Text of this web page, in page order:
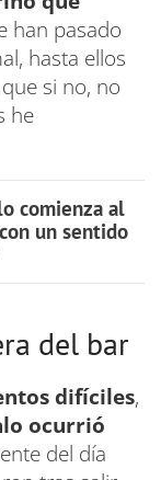
han pasado
hasta ellos
si no, no
he
comienza al
un sentido
del bar
difíciles,
ocurrió
del día